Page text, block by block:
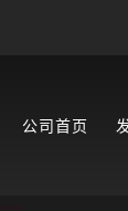
公司首页